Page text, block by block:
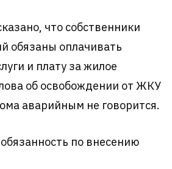
что собственники
обязаны оплачивать
и плату за жилое
об освобождении от ЖКУ
аварийным не говорится.
по внесению